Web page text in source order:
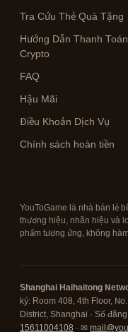
Tra Cứu Thẻ Quà Tặng
Hướng Dẫn Thanh Toán
Crypto
FAQ
Hậu Mãi
Điều Khoản Dịch Vụ
Chính sách hoàn tiền
YouToGame là nhà bán lẻ
thương hiệu, nhãn hiệu và
phẩm tương ứng, không
Shanghai Haihaitong
ký: Room 408, 4th Floor,
District, Shanghai · Số
15611004108 · ✉